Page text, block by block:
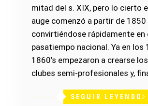
mitad del s. XIX, pero lo cierto
auge comenzó a partir de 1850
convirtiéndose rápidamente en
pasatiempo nacional. Ya en los
1860’s empezaron a crearse
clubes semi-profesionales y,
SEGUIR LEYENDO